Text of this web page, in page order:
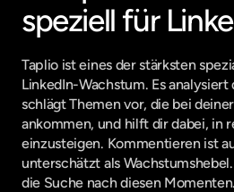
speziell für
Taplio ist eines der stärksten
LinkedIn-Wachstum. Es
schlägt Themen vor, die bei
ankommen, und hilft dir dabei, in
einzusteigen. Kommentieren ist
unterschätzt als
die Suche nach diesen Momenten.